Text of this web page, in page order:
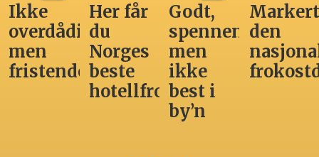
Ikke
overdådig,
men
fristende
Her får
du
Norges
beste
hotellfrokost
Godt,
spennende,
men
ikke
best i
by’n
den